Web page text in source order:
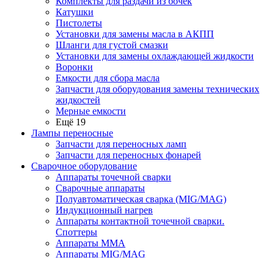
Катушки
Пистолеты
Установки для замены масла в АКПП
Шланги для густой смазки
Установки для замены охлаждающей жидкости
Воронки
Емкости для сбора масла
Запчасти для оборудования замены технических
жидкостей
Мерные емкости
Ещё 19
Лампы переносные
Запчасти для переносных ламп
Запчасти для переносных фонарей
Сварочное оборудование
Аппараты точечной сварки
Сварочные аппараты
Полуавтоматическая сварка (MIG/MAG)
Индукционный нагрев
Аппараты контактной точечной сварки.
Споттеры
Аппараты MMA
Аппараты MIG/MAG